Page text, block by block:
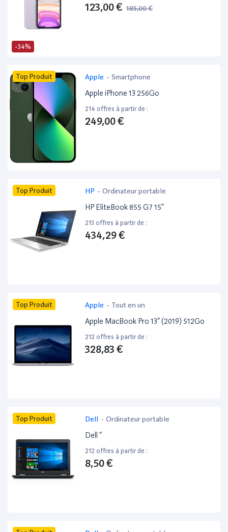
-34%
123,00 € 185,00 €
Top Produit Apple - Smartphone
Apple iPhone 13 256Go
214 offres à partir de :
249,00 €
Top Produit HP - Ordinateur portable
HP EliteBook 855 G7 15”
213 offres à partir de :
434,29 €
Top Produit Apple - Tout en un
Apple MacBook Pro 13” (2019) 512Go
212 offres à partir de :
328,83 €
Top Produit Dell - Ordinateur portable
Dell ”
212 offres à partir de :
8,50 €